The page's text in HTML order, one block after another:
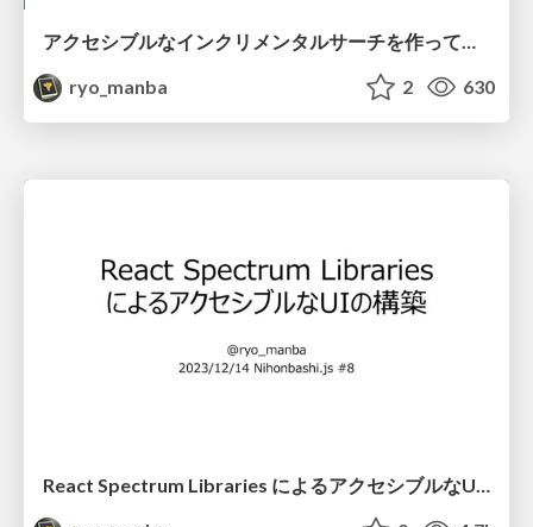
アクセシブルなインクリメンタルサーチを作ってみた
ryo_manba
2 630